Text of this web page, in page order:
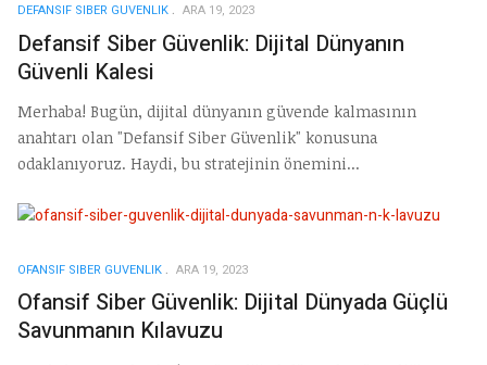
DEFANSIF SIBER GUVENLIK ARA 19, 2023
Defansif Siber Güvenlik: Dijital Dünyanın
Güvenli Kalesi
Merhaba! Bugün, dijital dünyanın güvende kalmasının
anahtarı olan "Defansif Siber Güvenlik" konusuna
odaklanıyoruz. Haydi, bu stratejinin önemini...
OFANSIF SIBER GUVENLIK ARA 19, 2023
Ofansif Siber Güvenlik: Dijital Dünyada Güçlü
Savunmanın Kılavuzu